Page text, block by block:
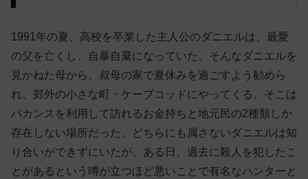
1991年の夏、高校を卒業した主人公のダニエルは、最愛
の父を亡くし、自暴自棄になっていた。そんなダニエルを
見かねた母から、叔母の家で夏休みを過ごすよう勧めら
れ、郊外の小さな町・ケープコッドにやってくる。そこは
バカンスを利用して訪れるお金持ちと地元民の2種類しか
存在しない場所だった。どちらにも属さないダニエルは知
り合いができずにいたが、ある日、過去に殺人を犯したこ
とがあるという噂が立つほど悪いことで有名なハンターと